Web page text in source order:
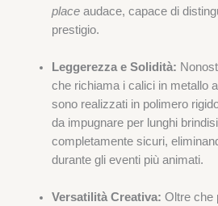
placeaudace, capace di
prestigio.
Leggerezza e Solidità:
che richiama i calici in metallo
sono realizzati in polimero
da impugnare per lunghi
completamente sicuri,
durante gli eventi più animati.
Versatilità Creativa: Oltre che